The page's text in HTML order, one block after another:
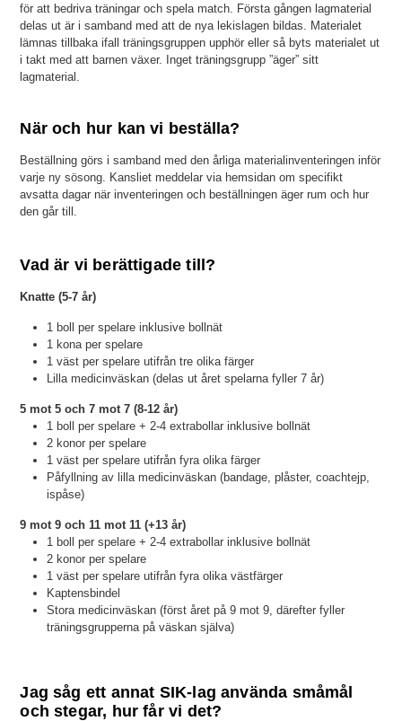
för att bedriva träningar och spela match. Första gången lagmaterial
delas ut är i samband med att de nya lekislagen bildas. Materialet
lämnas tillbaka ifall träningsgruppen upphör eller så byts materialet ut
i takt med att barnen växer. Inget träningsgrupp ”äger” sitt
lagmaterial.
När och hur kan vi beställa?
Beställning görs i samband med den årliga materialinventeringen inför
varje ny sösong. Kansliet meddelar via hemsidan om specifikt
avsatta dagar när inventeringen och beställningen äger rum och hur
den går till.
Vad är vi berättigade till?
Knatte (5-7 år)
1 boll per spelare inklusive bollnät
1 kona per spelare
1 väst per spelare utifrån tre olika färger
Lilla medicinväskan (delas ut året spelarna fyller 7 år)
5 mot 5 och 7 mot 7 (8-12 år)
1 boll per spelare + 2-4 extrabollar inklusive bollnät
2 konor per spelare
1 väst per spelare utifrån fyra olika färger
Påfyllning av lilla medicinväskan (bandage, plåster, coachtejp,
ispåse)
9 mot 9 och 11 mot 11 (+13 år)
1 boll per spelare + 2-4 extrabollar inklusive bollnät
2 konor per spelare
1 väst per spelare utifrån fyra olika västfärger
Kaptensbindel
Stora medicinväskan (först året på 9 mot 9, därefter fyller
träningsgrupperna på väskan själva)
Jag såg ett annat SIK-lag använda småmål
och stegar, hur får vi det?